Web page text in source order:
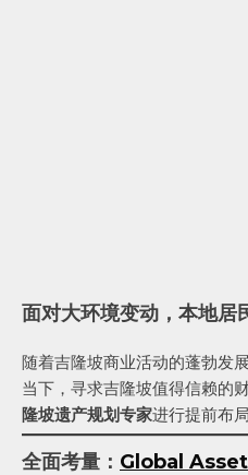
面对大环境变动，本地居
随着吉隆坡商业活动的蓬勃发
当下，寻求吉隆坡值得信赖的
隆坡遗产规划专家进行提前布
全面考量： Global